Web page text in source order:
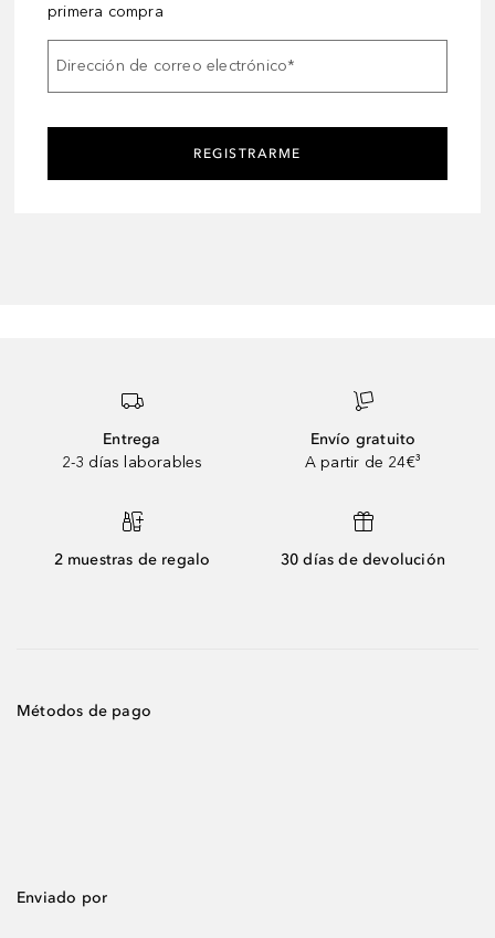
primera compra
Dirección de correo electrónico*
REGISTRARME
Entrega
2-3 días laborables
Envío gratuito
A partir de 24€³
2 muestras de regalo 30 días de devolución
Métodos de pago
Enviado por